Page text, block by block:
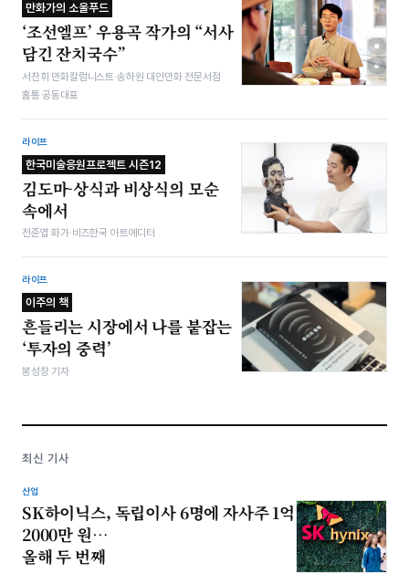
만화가의 소울푸드
‘조선엘프’ 우용곡 작가의 “서사
담긴 잔치국수”
서찬휘 만화칼럼니스트·송하원 대안만화 전문서점
홈통 공동대표
라이프
한국미술응원프로젝트 시즌12
김도마-상식과 비상식의 모순
속에서
전준엽 화가·비즈한국 아트에디터
라이프
이주의 책
흔들리는 시장에서 나를 붙잡는
‘투자의 중력’
봉성창 기자
최신 기사
산업
SK하이닉스, 독립이사 6명에 자사주 1억
2000만 원…
올해 두 번째